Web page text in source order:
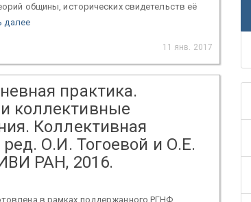
общины, исторических свидетельств её
далее
11 янв. 2017
практика.
коллективные
Коллективная
О.И. Тогоевой и О.Е.
РАН, 2016.
в рамках поддержанного РГНФ